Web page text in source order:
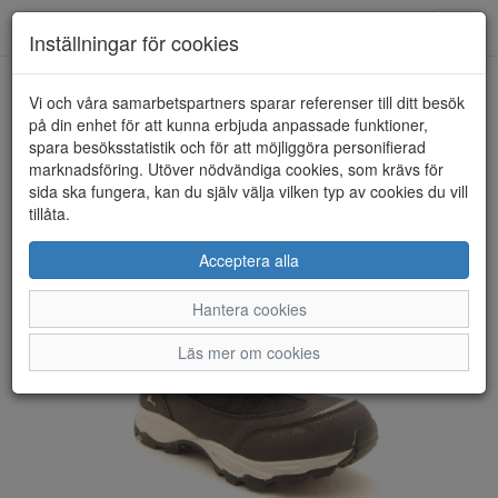
HEM VIKING
Inställningar för cookies
Vi och våra samarbetspartners sparar referenser till ditt besök
på din enhet för att kunna erbjuda anpassade funktioner,
spara besöksstatistik och för att möjliggöra personifierad
marknadsföring. Utöver nödvändiga cookies, som krävs för
sida ska fungera, kan du själv välja vilken typ av cookies du vill
tillåta.
Acceptera alla
Hantera cookies
Läs mer om cookies